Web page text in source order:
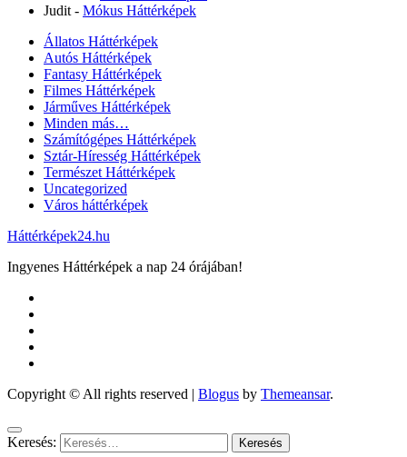
Judit - Mókus Háttérképek
Állatos Háttérképek
Autós Háttérképek
Fantasy Háttérképek
Filmes Háttérképek
Járműves Háttérképek
Minden más…
Számítógépes Háttérképek
Sztár-Híresség Háttérképek
Természet Háttérképek
Uncategorized
Város háttérképek
Háttérképek24.hu
Ingyenes Háttérképek a nap 24 órájában!
Copyright © All rights reserved | Blogus by Themeansar.
Keresés: